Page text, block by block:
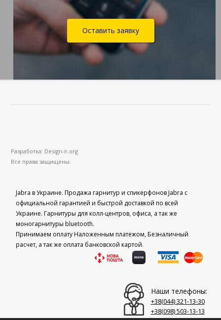
Оставить заявку
Разработка: Design-n.org
Все права защищены.
Jabra в Украине. Продажа гарнитур и спикерфонов Jabra с
официальной гарантией и быстрой доставкой по всей
Украине. Гарнитуры для колл-центров, офиса, а так же
моногарнитуры bluetooth.
Принимаем оплату Наложенным платежом, Безналичный
расчет, а так же оплата банковской картой.
Наши телефоны:
+38(044)‎ 321-13-30
+38(098)‎ 503-13-13